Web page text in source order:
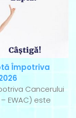
Împotriva
Cancerului
EWAC) este